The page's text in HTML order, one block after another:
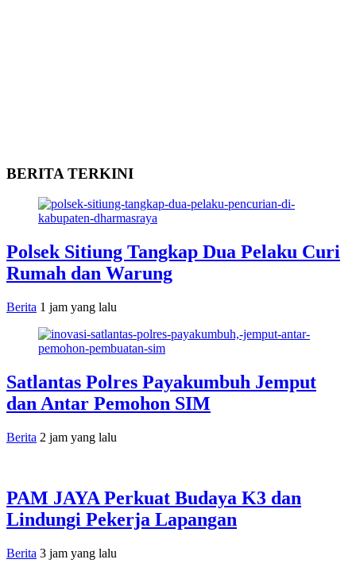
BERITA TERKINI
Polsek Sitiung Tangkap Dua Pelaku Curi
Rumah dan Warung
Berita 1 jam yang lalu
Satlantas Polres Payakumbuh Jemput
dan Antar Pemohon SIM
Berita 2 jam yang lalu
PAM JAYA Perkuat Budaya K3 dan
Lindungi Pekerja Lapangan
Berita 3 jam yang lalu